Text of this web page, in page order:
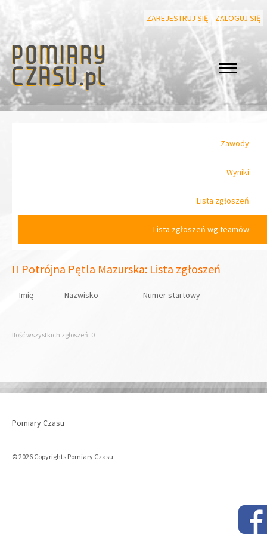
ZAREJESTRUJ SIĘ ZALOGUJ SIĘ
Zawody
Wyniki
Lista zgłoszeń
Lista zgłoszeń wg teamów
II Potrójna Pętla Mazurska: Lista zgłoszeń
Imię Nazwisko Numer startowy
Ilość wszystkich zgłoszeń: 0
Pomiary Czasu
© 2026 Copyrights Pomiary Czasu